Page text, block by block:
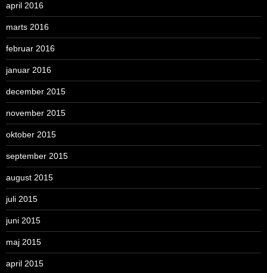
april 2016
marts 2016
februar 2016
januar 2016
december 2015
november 2015
oktober 2015
september 2015
august 2015
juli 2015
juni 2015
maj 2015
april 2015